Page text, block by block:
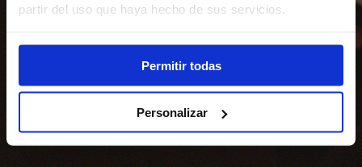
partir del uso que haya hecho de sus servicios.
Permitir todas
Personalizar